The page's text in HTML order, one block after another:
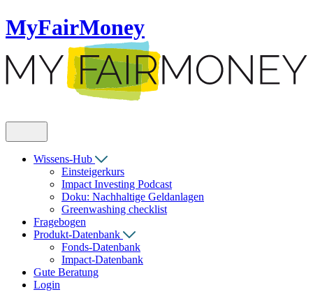
MyFairMoney
Wissens-Hub
Einsteigerkurs
Impact Investing Podcast
Doku: Nachhaltige Geldanlagen
Greenwashing checklist
Fragebogen
Produkt-Datenbank
Fonds-Datenbank
Impact-Datenbank
Gute Beratung
Login